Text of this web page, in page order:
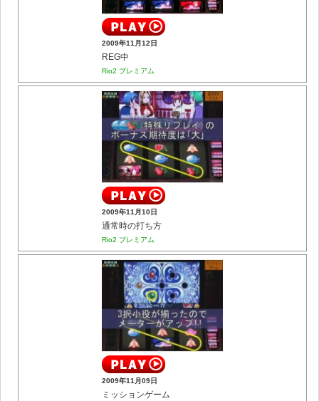
2009年11月12日
REG中
Rio2 プレミアム
2009年11月10日
通常時の打ち方
Rio2 プレミアム
2009年11月09日
ミッションゲーム